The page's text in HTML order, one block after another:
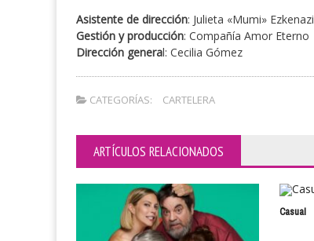
Asistente de dirección: Julieta «Mumi» Ezkenazi
Gestión y producción: Compañía Amor Eterno
Dirección general: Cecilia Gómez
CATEGORÍAS: CARTELERA
ARTÍCULOS RELACIONADOS
Casual